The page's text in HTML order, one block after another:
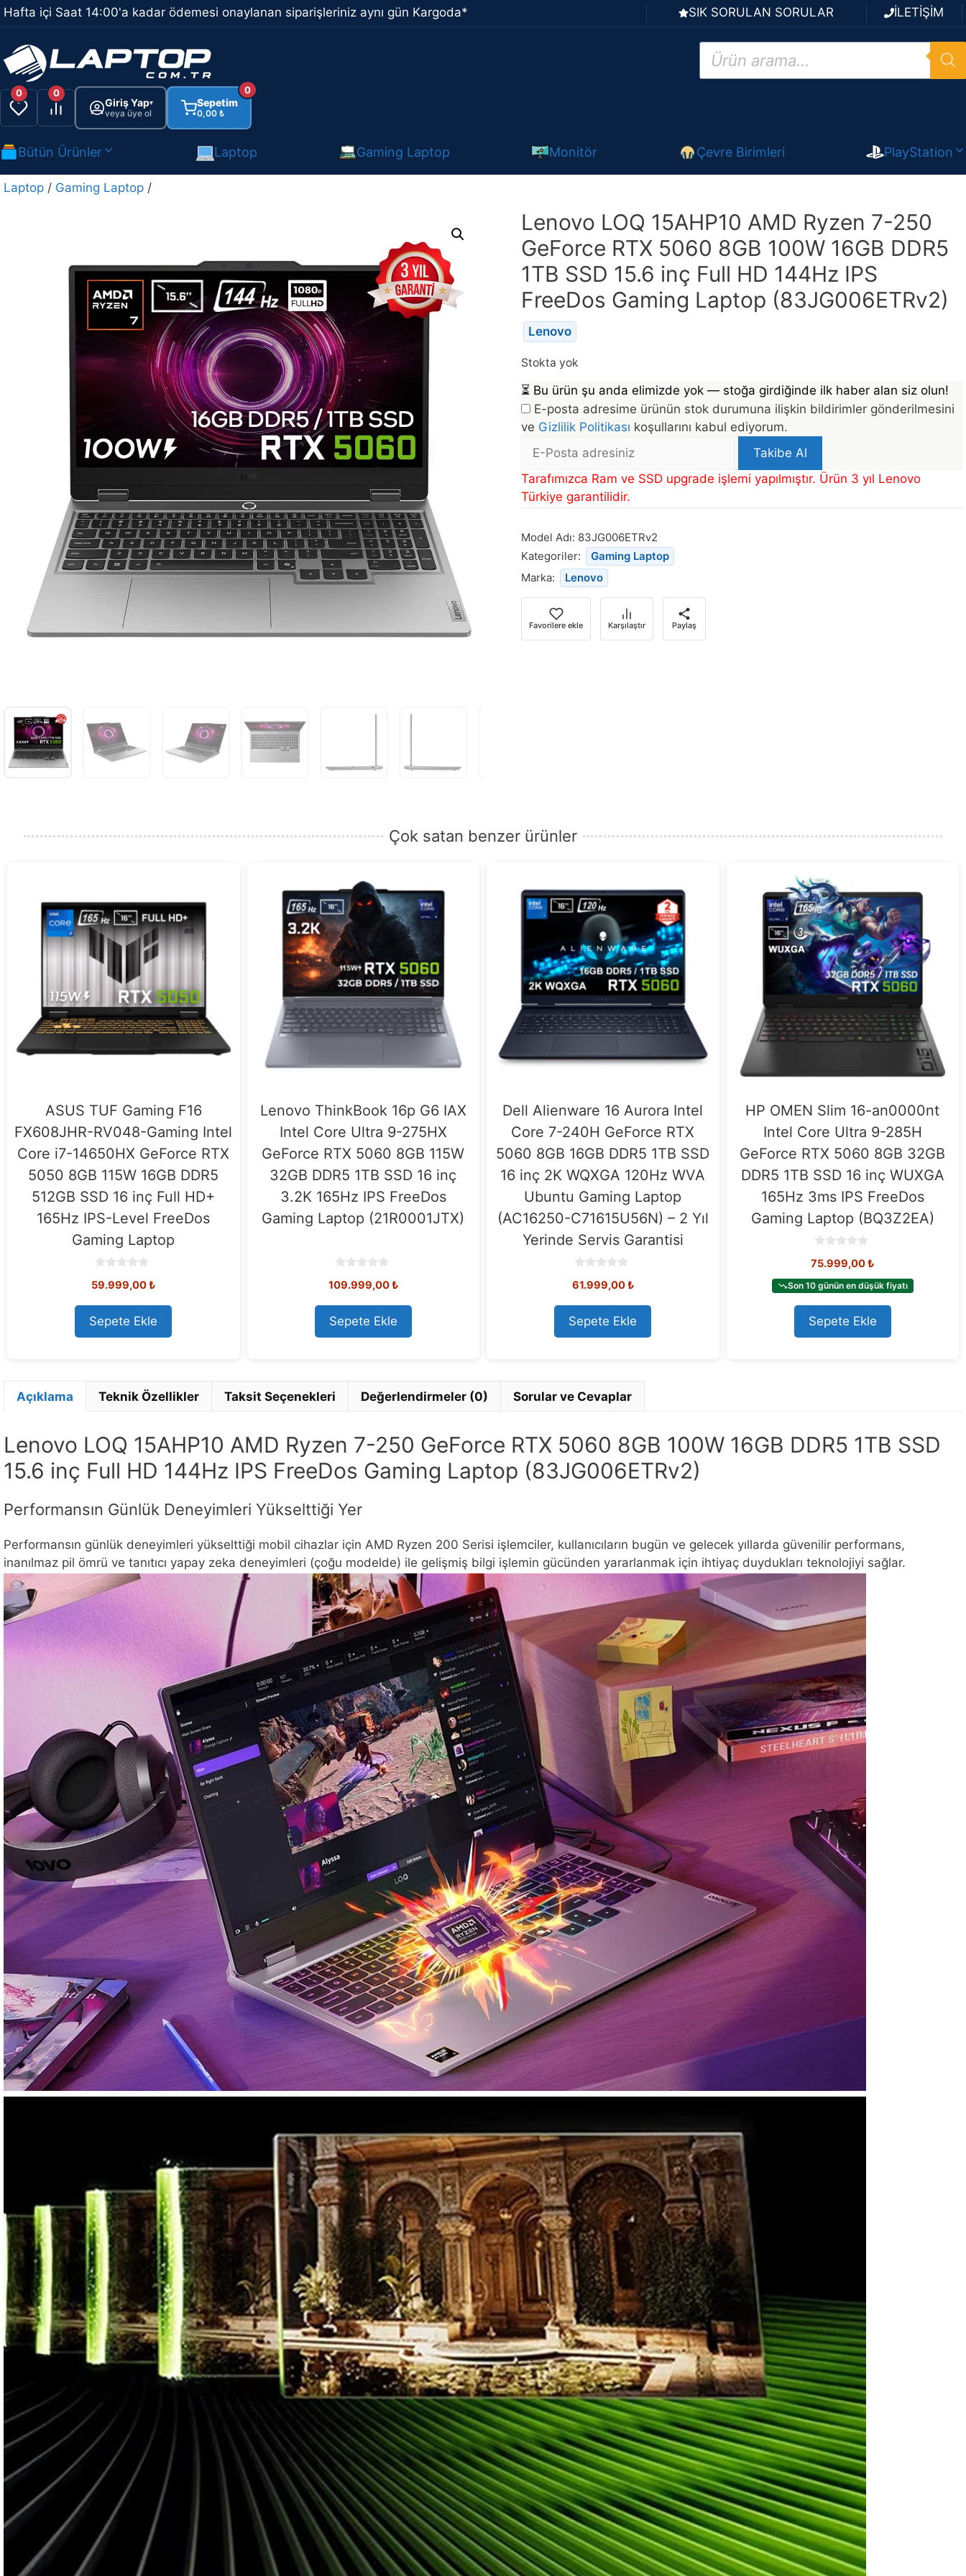
İçeriğe
atla
Hafta içi Saat 14:00'a kadar ödemesi onaylanan siparişleriniz aynı gün Kargoda* SIK SORULAN SORULAR İLETİŞİM
Products
search
0 0
Giriş Yap▾
veya üye ol
Sepetim
0,00 ₺
0
Bütün Ürünler Laptop Gaming Laptop Monitör Çevre Birimleri PlayStation
Laptop / Gaming Laptop /
Lenovo LOQ 15AHP10 AMD Ryzen 7-250
GeForce RTX 5060 8GB 100W 16GB DDR5
1TB SSD 15.6 inç Full HD 144Hz IPS
FreeDos Gaming Laptop (83JG006ETRv2)
Lenovo
Stokta yok
⏳ Bu ürün şu anda elimizde yok — stoğa girdiğinde ilk haber alan siz olun!
E-posta adresime ürünün stok durumuna ilişkin bildirimler gönderilmesini
ve Gizlilik Politikası koşullarını kabul ediyorum.
E-
Adresi
Takibe Al
Bu
ürün
döndüğünde
bildirim
için
posta
adresinizi
Tarafımızca Ram ve SSD upgrade işlemi yapılmıştır. Ürün 3 yıl Lenovo
Türkiye garantilidir.
Model Adı: 83JG006ETRv2
Kategoriler:
Gaming Laptop
Marka:
Lenovo
Favorilere ekle Karşılaştır Paylaş
Çok satan benzer ürünler
ASUS TUF Gaming F16
FX608JHR-RV048-Gaming Intel
Core i7-14650HX GeForce RTX
5050 8GB 115W 16GB DDR5
512GB SSD 16 inç Full HD+
165Hz IPS-Level FreeDos
Gaming Laptop
o
t
o
f
5
59.999,00₺
Sepete Ekle
Lenovo ThinkBook 16p G6 IAX
Intel Core Ultra 9-275HX
GeForce RTX 5060 8GB 115W
32GB DDR5 1TB SSD 16 inç
3.2K 165Hz IPS FreeDos
Gaming Laptop (21R0001JTX)
o
t
o
f
5
109.999,00₺
Sepete Ekle
Dell Alienware 16 Aurora Intel
Core 7-240H GeForce RTX
5060 8GB 16GB DDR5 1TB SSD
16 inç 2K WQXGA 120Hz WVA
Ubuntu Gaming Laptop
(AC16250-C71615U56N) – 2 Yıl
Yerinde Servis Garantisi
o
t
o
f
5
61.999,00₺
Sepete Ekle
HP OMEN Slim 16-an0000nt
Intel Core Ultra 9-285H
GeForce RTX 5060 8GB 32GB
DDR5 1TB SSD 16 inç WUXGA
165Hz 3ms IPS FreeDos
Gaming Laptop (BQ3Z2EA)
o
t
o
f
5
75.999,00₺
Son 10 günün en düşük fiyatı
Sepete Ekle
Açıklama Teknik Özellikler Taksit Seçenekleri Değerlendirmeler (0) Sorular ve Cevaplar
Lenovo LOQ 15AHP10 AMD Ryzen 7-250 GeForce RTX 5060 8GB 100W 16GB DDR5 1TB SSD
15.6 inç Full HD 144Hz IPS FreeDos Gaming Laptop (83JG006ETRv2)
Performansın Günlük Deneyimleri Yükselttiği Yer
Performansın günlük deneyimleri yükselttiği mobil cihazlar için AMD Ryzen 200 Serisi işlemciler, kullanıcıların bugün ve gelecek yıllarda güvenilir performans,
inanılmaz pil ömrü ve tanıtıcı yapay zeka deneyimleri (çoğu modelde) ile gelişmiş bilgi işlemin gücünden yararlanmak için ihtiyaç duydukları teknolojiyi sağlar.